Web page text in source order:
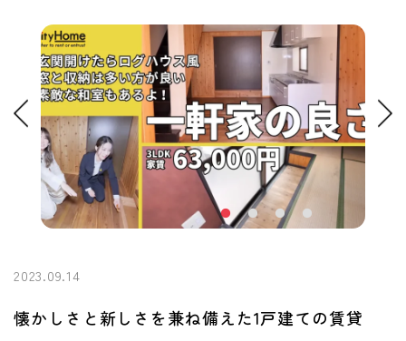
2023.09.14
懐かしさと新しさを兼ね備えた1戸建ての賃貸